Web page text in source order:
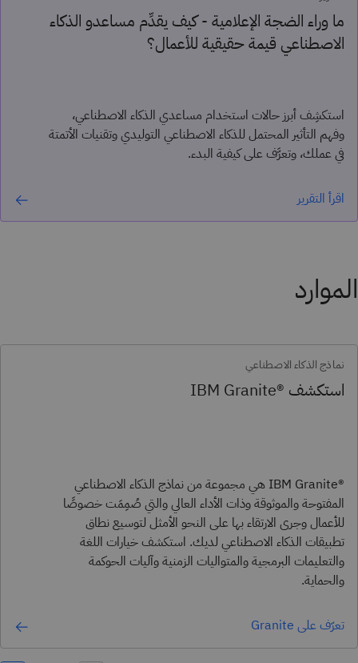
ما وراء الضجة الإعلامية - كيف يقدِّم مساعدو الذكاء
الاصطناعي قيمة حقيقية للأعمال؟
استكشِف أبرز حالات استخدام مساعدي الذكاء الاصطناعي،
وفهم التأثير المحتمل للذكاء الاصطناعي التوليدي وتقنيات الأتمتة
في عملك، وتعرَّف على كيفية البدء.
اقرأ التقرير
الموارد
نماذج الذكاء الاصطناعي
استكشف ®IBM Granite
®IBM Granite هي مجموعة من نماذج الذكاء الاصطناعي
المفتوحة والموثوقة وذات الأداء العالي والتي صُمِمَت خصوصًا
للأعمال وجرى الارتقاء بها على النحو الأمثل لتوسيع نطاق
تطبيقات الذكاء الاصطناعي لديك. استكشف خيارات اللغة
والتعليمات البرمجية والمتواليات الزمنية وآليات الحوكمة
والحماية.
تعرّف على Granite